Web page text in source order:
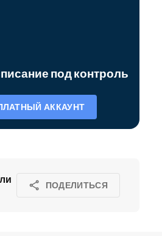
под контроль
АККАУНТ
ПОДЕЛИТЬСЯ